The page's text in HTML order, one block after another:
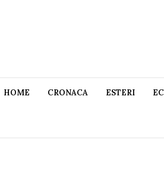
HOME CRONACA ESTERI